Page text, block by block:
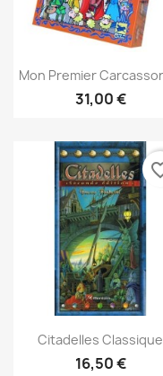
Aperçu rapide
Mon Premier
31,00 €
Aperçu rapide
Citadelles Classique
16,50 €